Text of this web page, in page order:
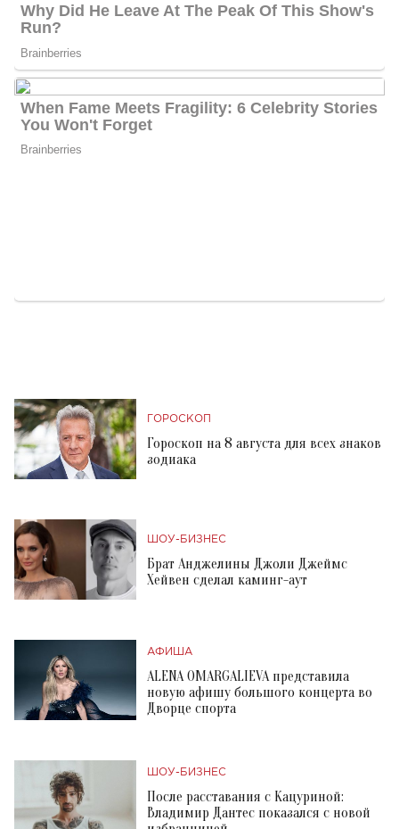
ГОРОСКОП
Гороскоп на 8 августа для всех знаков
зодиака
ШОУ-БИЗНЕС
Брат Анджелины Джоли Джеймс
Хейвен сделал каминг-аут
АФИША
ALENA OMARGALIEVA представила
новую афишу большого концерта во
Дворце спорта
ШОУ-БИЗНЕС
После расставания с Кацуриной:
Владимир Дантес показался с новой